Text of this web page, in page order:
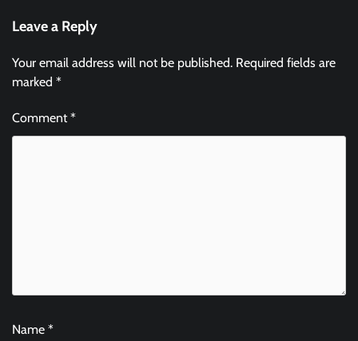
Leave a Reply
Your email address will not be published. Required fields are
marked *
Comment*
Name *